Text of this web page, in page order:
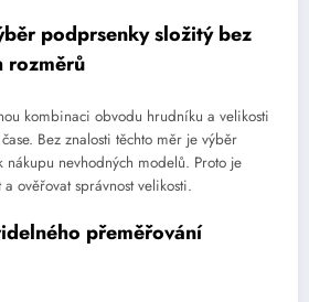
podprsenky složitý bez
rozměrů
kombinaci obvodu hrudníku a velikosti
Bez znalosti těchto měr je výběr
nákupu nevhodných modelů. Proto je
ověřovat správnost velikosti.
přeměřování